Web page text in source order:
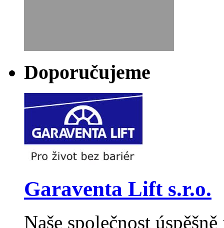
Doporučujeme
Garaventa Lift s.r.o.
Naše společnost